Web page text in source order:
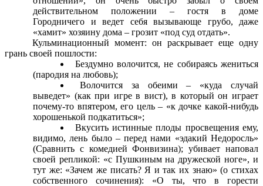
действительном положении – гостя в доме
Городничего и ведет себя вызывающе грубо, даже
«хамит» хозяину дома – грозит «под суд отдать».
Кульминационный момент: он раскрывает еще одну
грань своей пошлости:
Бездумно волочится, не собираясь жениться
(пародия на любовь);
Волочится за обеими – «куда случай
выведет» (как при игре в вист), в который он играет
почему-то впятером, его цель – «к дочке какой-нибудь
хорошенькой подкатиться»;
Вкусить истинные плоды просвещения ему,
видимо, лень было – перед нами «эдакий Недоросль»
(Сравнить с комедией Фонвизина); убивает наповал
своей репликой: «с Пушкиным на дружеской ноге», и
тут же: «Зачем же писать? Я и так их знаю» (о стихах
собственного сочинения): «О ты, что в горести